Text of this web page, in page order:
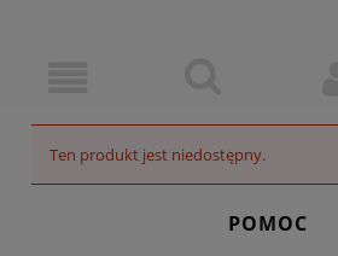
Ten produkt jest niedostępny.
POMOC